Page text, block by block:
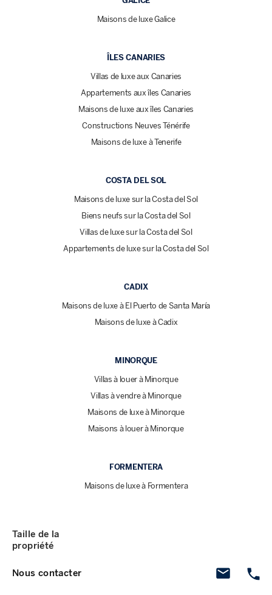
Maisons de luxe Galice
ÎLES CANARIES
Villas de luxe aux Canaries
Appartements aux îles Canaries
Maisons de luxe aux îles Canaries
Constructions Neuves Ténérife
Maisons de luxe à Tenerife
COSTA DEL SOL
Maisons de luxe sur la Costa del Sol
Biens neufs sur la Costa del Sol
Villas de luxe sur la Costa del Sol
Appartements de luxe sur la Costa del Sol
CADIX
Maisons de luxe à El Puerto de Santa María
Maisons de luxe à Cadix
MINORQUE
Villas à louer à Minorque
Villas à vendre à Minorque
Maisons de luxe à Minorque
Maisons à louer à Minorque
FORMENTERA
Maisons de luxe à Formentera
Nous contacter
Taille de la
propriété